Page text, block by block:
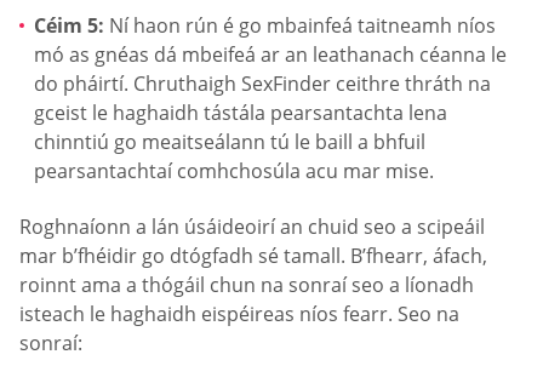
Céim 5: Ní haon rún é go mbainfeá taitneamh níos
mó as gnéas dá mbeifeá ar an leathanach céanna le
do pháirtí. Chruthaigh SexFinder ceithre thráth na
gceist le haghaidh tástála pearsantachta lena
chinntiú go meaitseálann tú le baill a bhfuil
pearsantachtaí comhchosúla acu mar mise.
Roghnaíonn a lán úsáideoirí an chuid seo a scipeáil
mar b’fhéidir go dtógfadh sé tamall. B’fhearr, áfach,
roinnt ama a thógáil chun na sonraí seo a líonadh
isteach le haghaidh eispéireas níos fearr. Seo na
sonraí: